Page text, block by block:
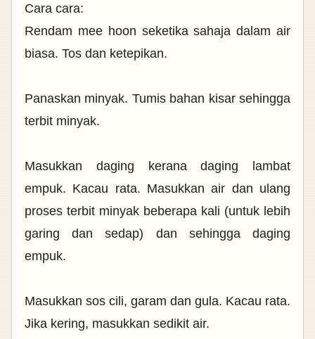
Cara cara:
Rendam mee hoon seketika sahaja dalam air
biasa. Tos dan ketepikan.
Panaskan minyak. Tumis bahan kisar sehingga
terbit minyak.
Masukkan daging kerana daging lambat
empuk. Kacau rata. Masukkan air dan ulang
proses terbit minyak beberapa kali (untuk lebih
garing dan sedap) dan sehingga daging
empuk.
Masukkan sos cili, garam dan gula. Kacau rata.
Jika kering, masukkan sedikit air.